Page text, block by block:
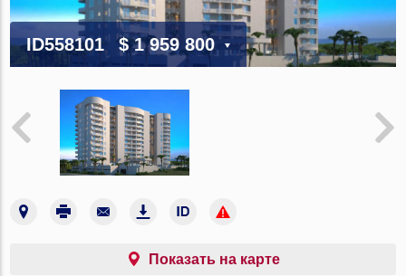
ID558101 $ 1 959 800
Показать на карте